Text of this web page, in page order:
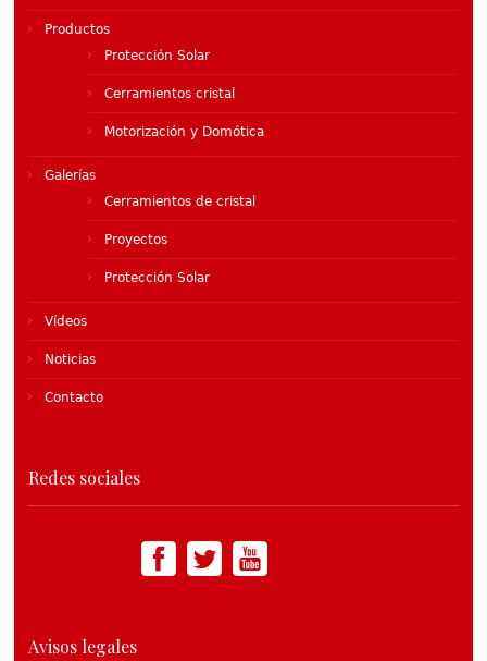
Productos
Protección Solar
Cerramientos cristal
Motorización y Domótica
Galerías
Cerramientos de cristal
Proyectos
Protección Solar
Vídeos
Noticias
Contacto
Redes sociales
Avisos legales